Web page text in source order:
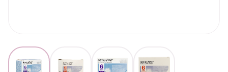
View larger image